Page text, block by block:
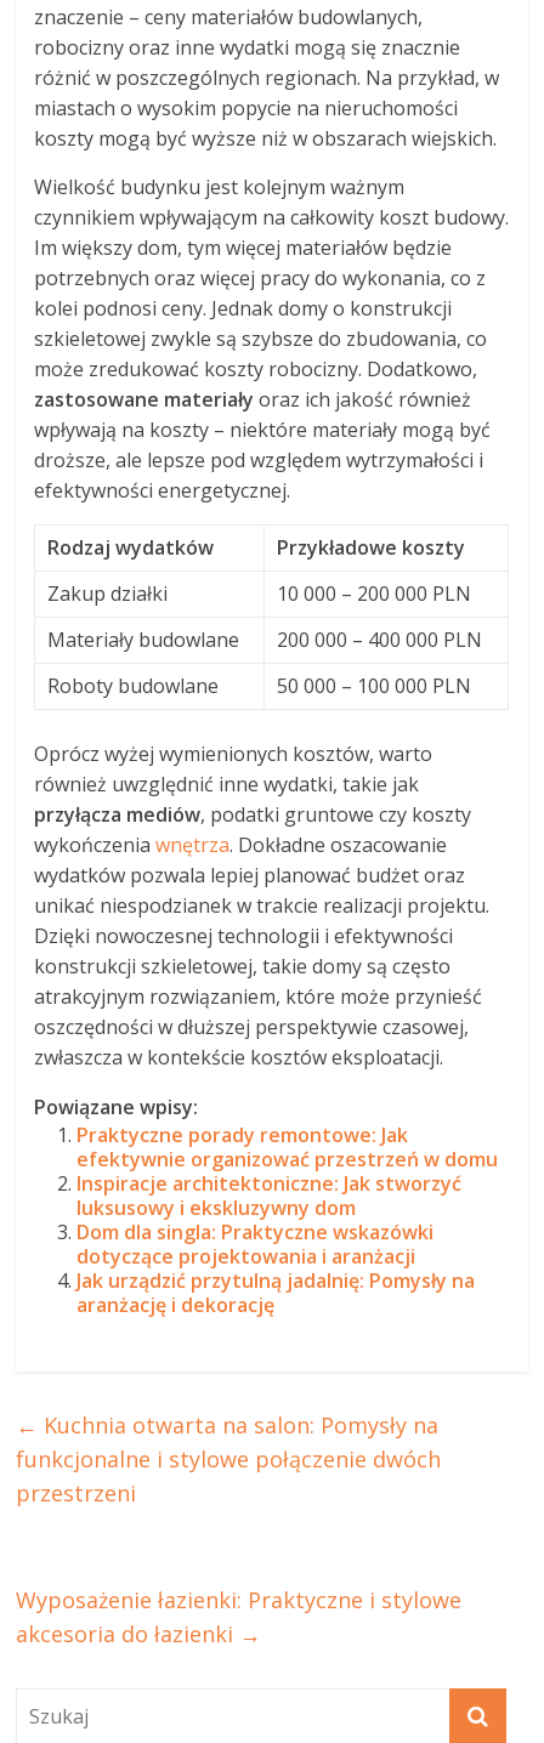
znaczenie – ceny materiałów budowlanych,
robocizny oraz inne wydatki mogą się znacznie
różnić w poszczególnych regionach. Na przykład, w
miastach o wysokim popycie na nieruchomości
koszty mogą być wyższe niż w obszarach wiejskich.
Wielkość budynku jest kolejnym ważnym
czynnikiem wpływającym na całkowity koszt budowy.
Im większy dom, tym więcej materiałów będzie
potrzebnych oraz więcej pracy do wykonania, co z
kolei podnosi ceny. Jednak domy o konstrukcji
szkieletowej zwykle są szybsze do zbudowania, co
może zredukować koszty robocizny. Dodatkowo,
zastosowane materiały oraz ich jakość również
wpływają na koszty – niektóre materiały mogą być
droższe, ale lepsze pod względem wytrzymałości i
efektywności energetycznej.
Rodzaj wydatków
Przykładowe koszty
Zakup działki
10 000 – 200 000 PLN
Materiały budowlane
200 000 – 400 000 PLN
Roboty budowlane
50 000 – 100 000 PLN
Oprócz wyżej wymienionych kosztów, warto
również uwzględnić inne wydatki, takie jak
przyłącza mediów, podatki gruntowe czy koszty
wykończeniawnętrza. Dokładne oszacowanie
wydatków pozwala lepiej planować budżet oraz
unikać niespodzianek w trakcie realizacji projektu.
Dzięki nowoczesnej technologii i efektywności
konstrukcji szkieletowej, takie domy są często
atrakcyjnym rozwiązaniem, które może przynieść
oszczędności w dłuższej perspektywie czasowej,
zwłaszcza w kontekście kosztów eksploatacji.
Powiązane wpisy:
Praktyczne porady remontowe: Jak
efektywnie organizować przestrzeń w domu
Inspiracje architektoniczne: Jak stworzyć
luksusowy i ekskluzywny dom
Dom dla singla: Praktyczne wskazówki
dotyczące projektowania i aranżacji
Jak urządzić przytulną jadalnię: Pomysły na
aranżację i dekorację
← Kuchnia otwarta na salon: Pomysły na
funkcjonalne i stylowe połączenie dwóch
przestrzeni
Wyposażenie łazienki: Praktyczne i stylowe
akcesoria do łazienki →